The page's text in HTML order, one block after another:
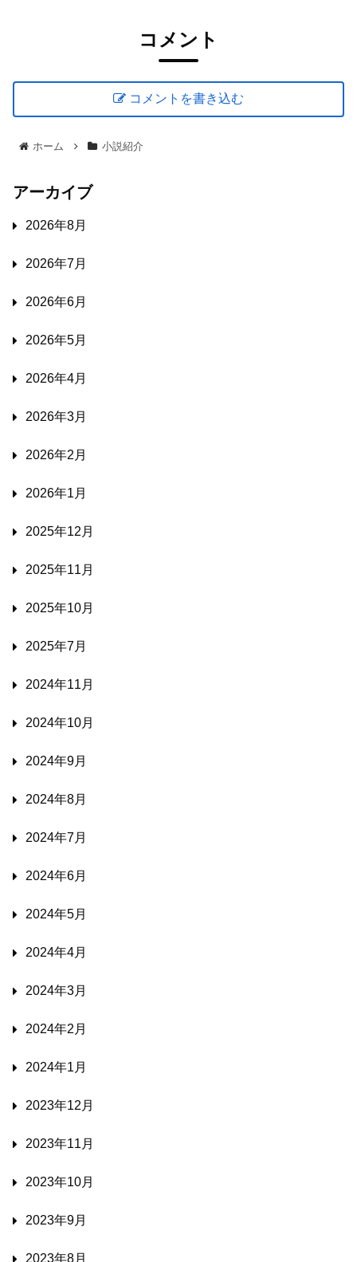
コメント
コメントを書き込む
ホーム 小説紹介
アーカイブ
2026年8月
2026年7月
2026年6月
2026年5月
2026年4月
2026年3月
2026年2月
2026年1月
2025年12月
2025年11月
2025年10月
2025年7月
2024年11月
2024年10月
2024年9月
2024年8月
2024年7月
2024年6月
2024年5月
2024年4月
2024年3月
2024年2月
2024年1月
2023年12月
2023年11月
2023年10月
2023年9月
2023年8月